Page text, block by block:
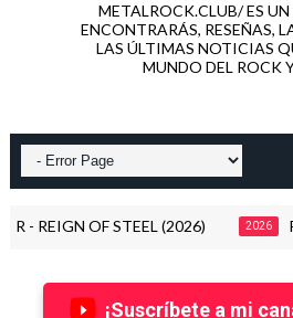
METALROCK.CLUB/ ES
ENCONTRARÁS, RESEÑAS,
LAS ÚLTIMAS NOTICIAS
MUNDO DEL ROCK
OF STEEL (2026) 2026 Fallece
¡Suscríbete a mi